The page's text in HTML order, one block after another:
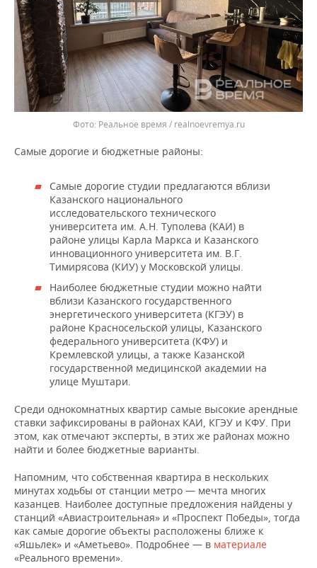
Реальное время / realnoevremya.ru
Самые дорогие и бюджетные районы:
Самые дорогие студии предлагаются вблизи
Казанского национального
исследовательского технического
университета им. А.Н. Туполева (КАИ) в
районе улицы Карла Маркса и Казанского
инновационного университета им. В.Г.
Тимирясова (КИУ) у Московской улицы.
Наиболее бюджетные студии можно найти
вблизи Казанского государственного
энергетического университета (КГЭУ) в
районе Красносельской улицы, Казанского
федерального университета (КФУ) и
Кремлевской улицы, а также Казанской
государственной медицинской академии на
улице Муштари.
Среди однокомнатных квартир самые высокие арендные
ставки зафиксированы в районах КАИ, КГЭУ и КФУ. При
этом, как отмечают эксперты, в этих же районах можно
найти и более бюджетные варианты.
Напомним, что собственная квартира в нескольких
минутах ходьбы от станции метро — мечта многих
казанцев. Наиболее доступные предложения найдены у
станций «Авиастроительная» и «Проспект Победы», тогда
как самые дорогие объекты расположены ближе к
«Яшьлек» и «Аметьево». Подробнее — в материале
«Реального времени».